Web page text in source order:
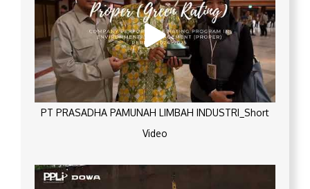
PT PRASADHA PAMUNAH LIMBAH INDUSTRI_Short
Video